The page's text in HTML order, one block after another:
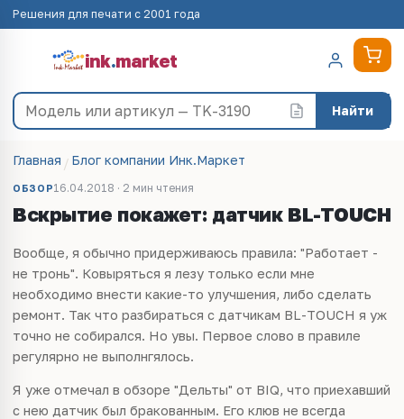
Решения для печати с 2001 года
ink.market
Найти
Главная Блог компании Инк.Маркет
ОБЗОР16.04.2018 · 2 мин чтения
Вскрытие покажет: датчик BL-TOUCH
Вообще, я обычно придерживаюсь правила: "Работает -
не тронь". Ковыряться я лезу только если мне
необходимо внести какие-то улучшения, либо сделать
ремонт. Так что разбираться с датчикам BL-TOUCH я уж
точно не собирался. Но увы. Первое слово в правиле
регулярно не выполнгялось.
Я уже отмечал в обзоре "Дельты" от BIQ, что приехавший
с нею датчик был бракованным. Его клюв не всегда